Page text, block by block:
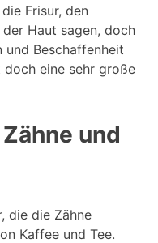
Frisur, den
Haut sagen, doch
und Beschaffenheit
doch eine sehr große
und
die die Zähne
Kaffee und Tee.